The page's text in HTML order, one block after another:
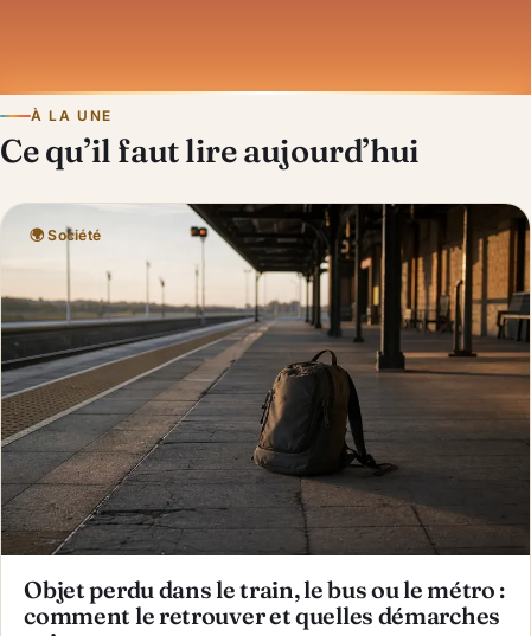
À LA UNE
Ce qu’il faut lire aujourd’hui
🌍 Société
Objet perdu dans le train, le bus ou le métro :
comment le retrouver et quelles démarches